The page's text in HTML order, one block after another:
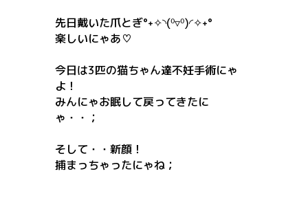
先日戴いた爪とぎ°˖✧◝(⁰▿⁰)◜✧˖°
楽しいにゃあ♡
今日は3匹の猫ちゃん達不妊手術にゃ
よ！
みんにゃお眠して戻ってきたに
ゃ・・；
そして・・新顔！
捕まっちゃったにゃね；